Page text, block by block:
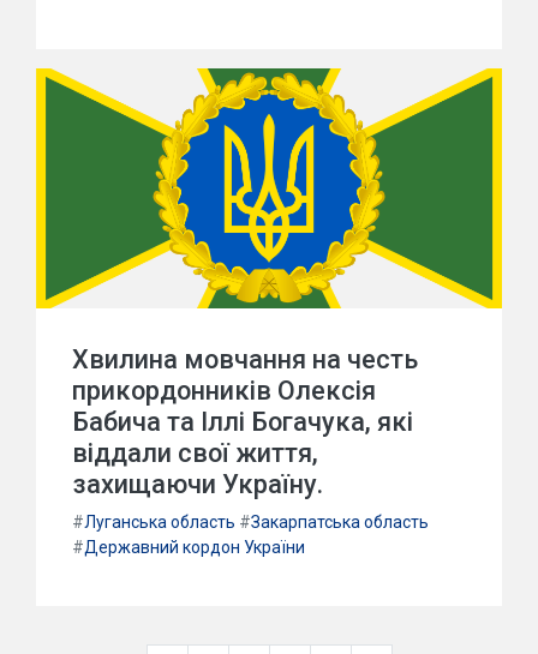
Хвилина мовчання на честь
прикордонників Олексія
Бабича та Іллі Богачука, які
віддали свої життя,
захищаючи Україну.
#Луганська область #Закарпатська область
#Державний кордон України